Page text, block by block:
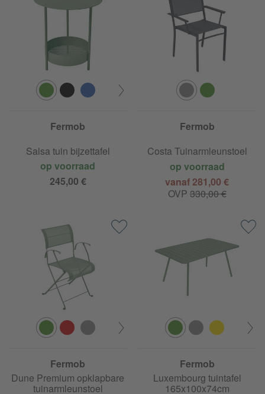
Fermob
Salsa tuin bijzettafel
op voorraad
245,00 €
Fermob
Costa Tuinarmleunstoel
op voorraad
vanaf 281,00 €
OVP 330,00 €
Fermob
Dune Premium opklapbare
tuinarmleunstoel
Fermob
Luxembourg tuintafel
165x100x74cm